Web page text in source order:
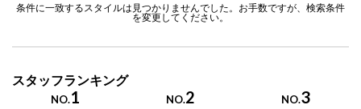
条件に一致するスタイルは見つかりませんでした。お手数ですが、検索条件
を変更してください。
スタッフランキング
NO.1 NO.2 NO.3